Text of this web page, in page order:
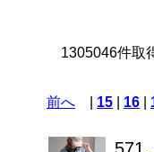
1305046件取
前へ 15 16